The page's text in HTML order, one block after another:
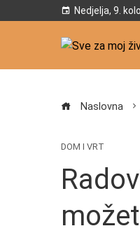
Nedjelja, 9.
Naslovna
DOM I VRT